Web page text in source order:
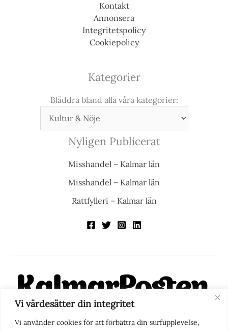
Vi värdesätter din integritet
Vi använder cookies för att förbättra din surfupplevelse,
Kontakt
Annonsera
Integritetspolicy
Cookiepolicy
Kategorier
Bläddra bland alla våra kategorier:
Nyligen Publicerat
Misshandel – Kalmar län
Misshandel – Kalmar län
Rattfylleri – Kalmar län
KalmarPosten är en modern lokalnyhetstidning på nätet. Med
fokus på Kalmarregionen, men också med blick för det större